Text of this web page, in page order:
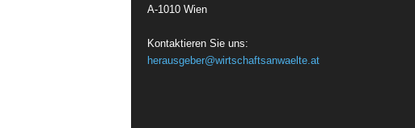
A-1010 Wien
Kontaktieren Sie uns:
herausgeber@wirtschaftsanwaelte.at